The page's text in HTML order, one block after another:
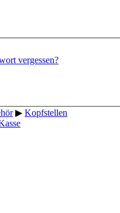
vergessen?
▶ Kopfstellen